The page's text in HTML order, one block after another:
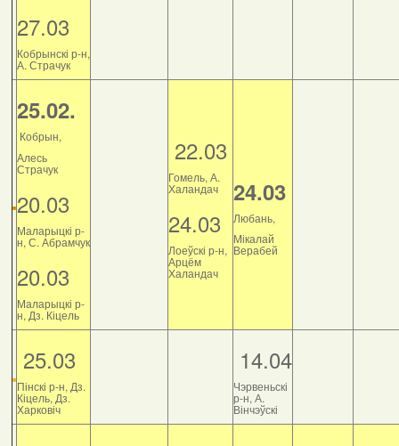
27.03
Кобрынскі р-н,
А. Страчук
25.02.
Кобрын,
Алесь
Страчук
20.03
Маларыцкі р-
н, С. Абрамчук
20.03
Маларыцкі р-
н, Дз. Кіцель
22.03
Гомель, А.
Халандач
24.03
Лоеўскі р-н,
Арцём
Халандач
24.03
Любань,
Мікалай
Верабей
25.03
Пінскі р-н, Дз.
Кіцель, Дз.
Харковіч
14.04
Чэрвеньскі
р-н, А.
Вінчэўскі